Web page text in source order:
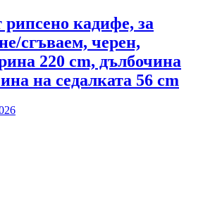
рипсено кадифе, за
сгъваем, черен,
220 cm, дълбочина
на седалката 56 cm